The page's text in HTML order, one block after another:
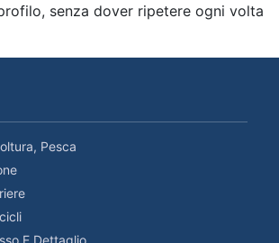
senza dover ripetere ogni volta
Pesca
E Dettaglio